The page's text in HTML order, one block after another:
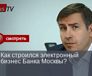
Как строился электронный
бизнес Банка Москвы?